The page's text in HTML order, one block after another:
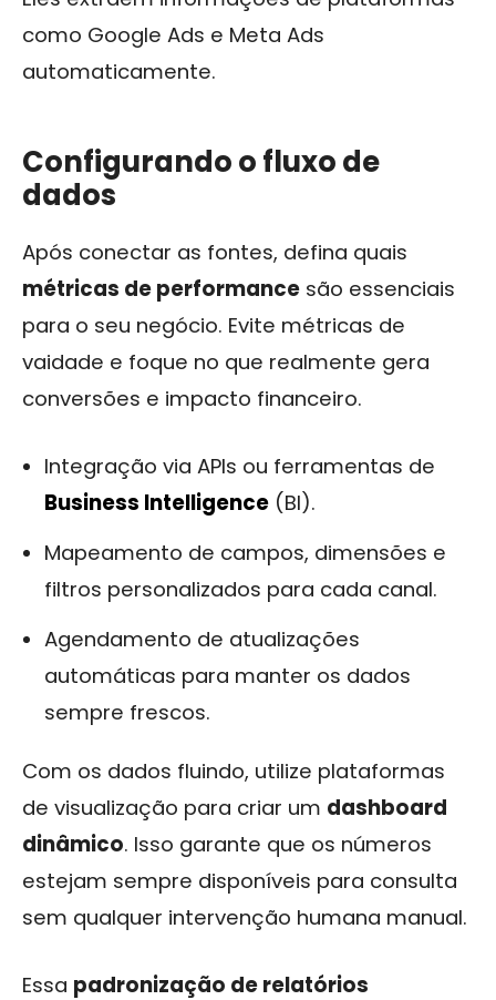
como Google Ads e Meta Ads
automaticamente.
Configurando o fluxo de
dados
Após conectar as fontes, defina quais
métricas de performance são essenciais
para o seu negócio. Evite métricas de
vaidade e foque no que realmente gera
conversões e impacto financeiro.
Integração via APIs ou ferramentas de
Business Intelligence (BI).
Mapeamento de campos, dimensões e
filtros personalizados para cada canal.
Agendamento de atualizações
automáticas para manter os dados
sempre frescos.
Com os dados fluindo, utilize plataformas
de visualização para criar um dashboard
dinâmico. Isso garante que os números
estejam sempre disponíveis para consulta
sem qualquer intervenção humana manual.
Essa padronização de relatórios